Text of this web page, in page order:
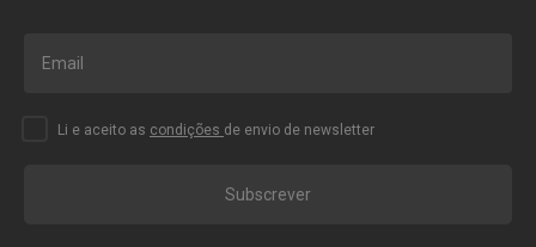
Subscrever
Li e aceito as condições de envio de newsletter